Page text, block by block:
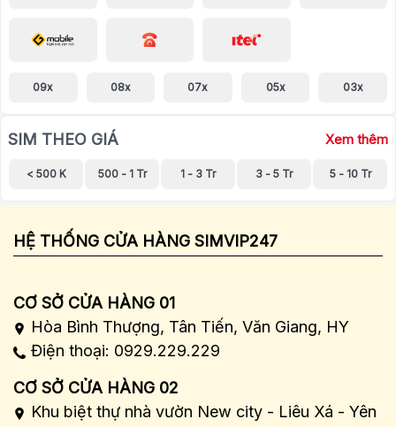
09x 08x 07x 05x 03x
SIM THEO GIÁ Xem thêm
< 500 K 500 - 1 Tr 1 - 3 Tr 3 - 5 Tr 5 - 10 Tr
HỆ THỐNG CỬA HÀNG SIMVIP247
CƠ SỞ CỬA HÀNG 01
Hòa Bình Thượng, Tân Tiến, Văn Giang, HY
Điện thoại: 0929.229.229
CƠ SỞ CỬA HÀNG 02
Khu biệt thự nhà vườn New city - Liêu Xá - Yên